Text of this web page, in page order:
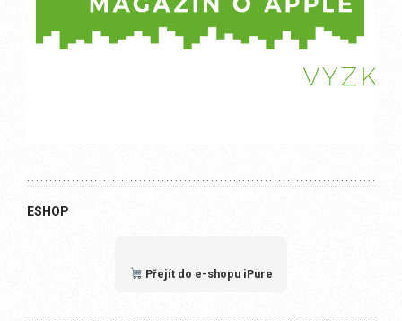
ESHOP
Přejít do e-shopu iPure